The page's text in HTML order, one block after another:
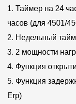
1. Таймер на 24
часов (для 4501/
2. Недельный
3. 2 мощности
4. Функция
5. Функция
Erp)